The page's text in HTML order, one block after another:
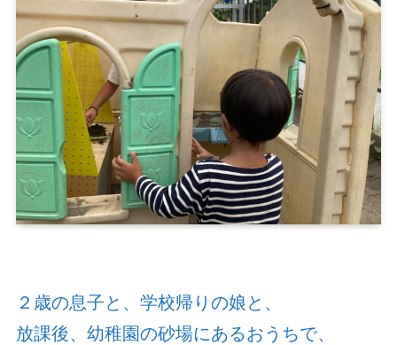
２歳の息子と、学校帰りの娘と、
放課後、幼稚園の砂場にあるおうちで、